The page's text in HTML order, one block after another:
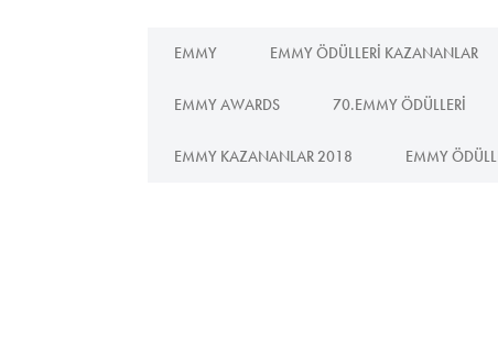
EMMY EMMY ÖDÜLLERI KAZANANLAR
EMMY AWARDS 70.EMMY ÖDÜLLERI
EMMY KAZANANLAR 2018 EMMY